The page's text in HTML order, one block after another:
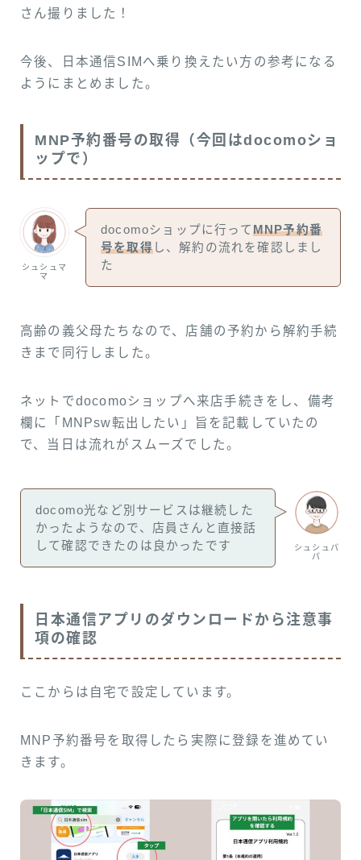
さん撮りました！
今後、日本通信SIMへ乗り換えたい方の参考になる
ようにまとめました。
MNP予約番号の取得（今回はdocomoショ
ップで）
シュシュマ
マ
docomoショップに行ってMNP予約番
号を取得し、解約の流れを確認しまし
た
高齢の義父母たちなので、店舗の予約から解約手続
きまで同行しました。
ネットでdocomoショップへ来店手続きをし、備考
欄に「MNPsw転出したい」旨を記載していたの
で、当日は流れがスムーズでした。
シュシュパ
パ
docomo光など別サービスは継続した
かったようなので、店員さんと直接話
して確認できたのは良かったです
日本通信アプリのダウンロードから注意事
項の確認
ここからは自宅で設定しています。
MNP予約番号を取得したら実際に登録を進めてい
きます。